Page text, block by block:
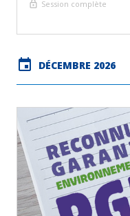
Session complète
event DÉCEMBRE 2026